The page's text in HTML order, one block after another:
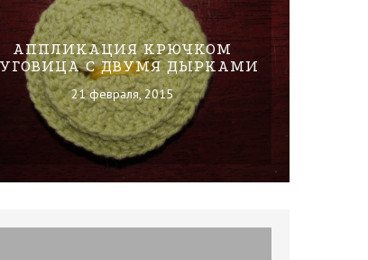
АППЛИКАЦИЯ КРЮЧКОМ
С ДВУМЯ ДЫРКАМИ
21 февраля, 2015